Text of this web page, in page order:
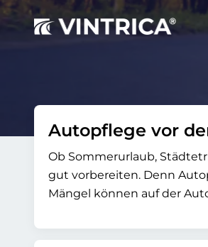
Autopflege vor
Ob Sommerurlaub,
gut vorbereiten. Denn
Mängel können auf der